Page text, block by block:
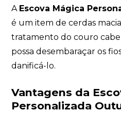
A Escova Mágica
é um item de cerdas
tratamento do couro
possa desembaraçar os
danificá-lo.
Vantagens da
Personalizada